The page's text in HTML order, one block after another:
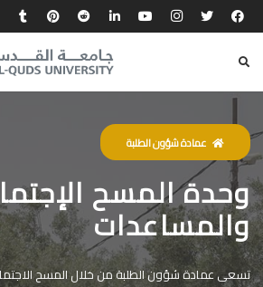
عمادة شؤون الطلبة
وحدة المسح
والمساعدات
تسعى عمادة شؤون الطلبة من خلال المسح